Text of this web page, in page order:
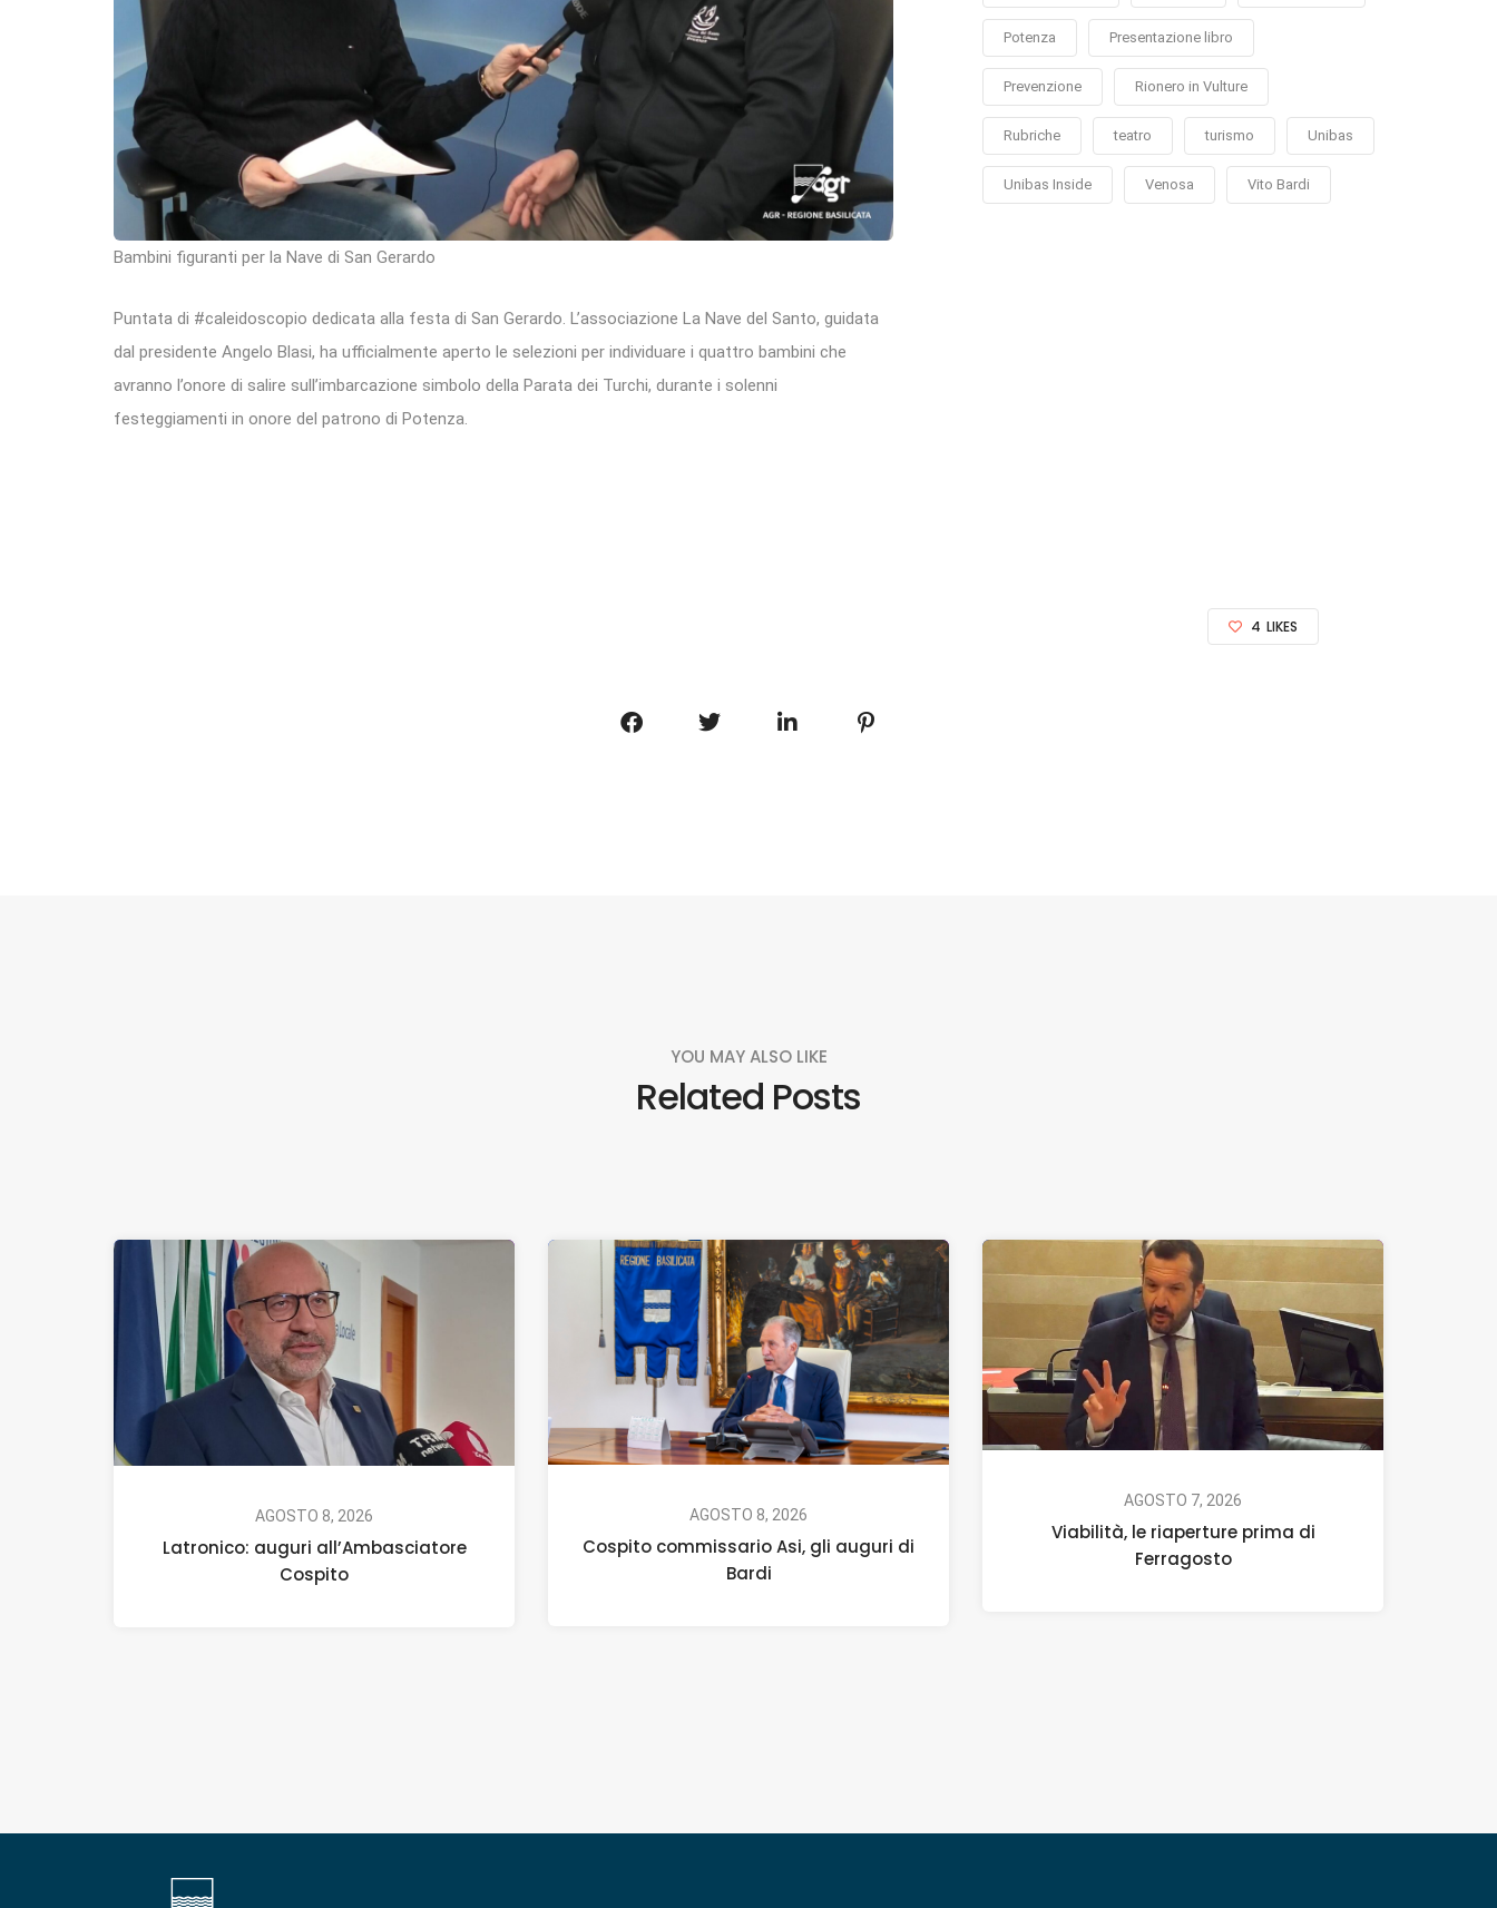
Bambini figuranti per la Nave di San Gerardo
Puntata di #caleidoscopio dedicata alla festa di San Gerardo. L’associazione La Nave del Santo, guidata
dal presidente Angelo Blasi, ha ufficialmente aperto le selezioni per individuare i quattro bambini che
avranno l’onore di salire sull’imbarcazione simbolo della Parata dei Turchi, durante i solenni
festeggiamenti in onore del patrono di Potenza.
Potenza Presentazione libro
Prevenzione Rionero in Vulture
Rubriche teatro turismo Unibas
Unibas Inside Venosa Vito Bardi
4 LIKES
YOU MAY ALSO LIKE
Related Posts
AGOSTO 8, 2026
Latronico: auguri all’Ambasciatore
Cospito
AGOSTO 8, 2026
Cospito commissario Asi, gli auguri di
Bardi
AGOSTO 7, 2026
Viabilità, le riaperture prima di
Ferragosto